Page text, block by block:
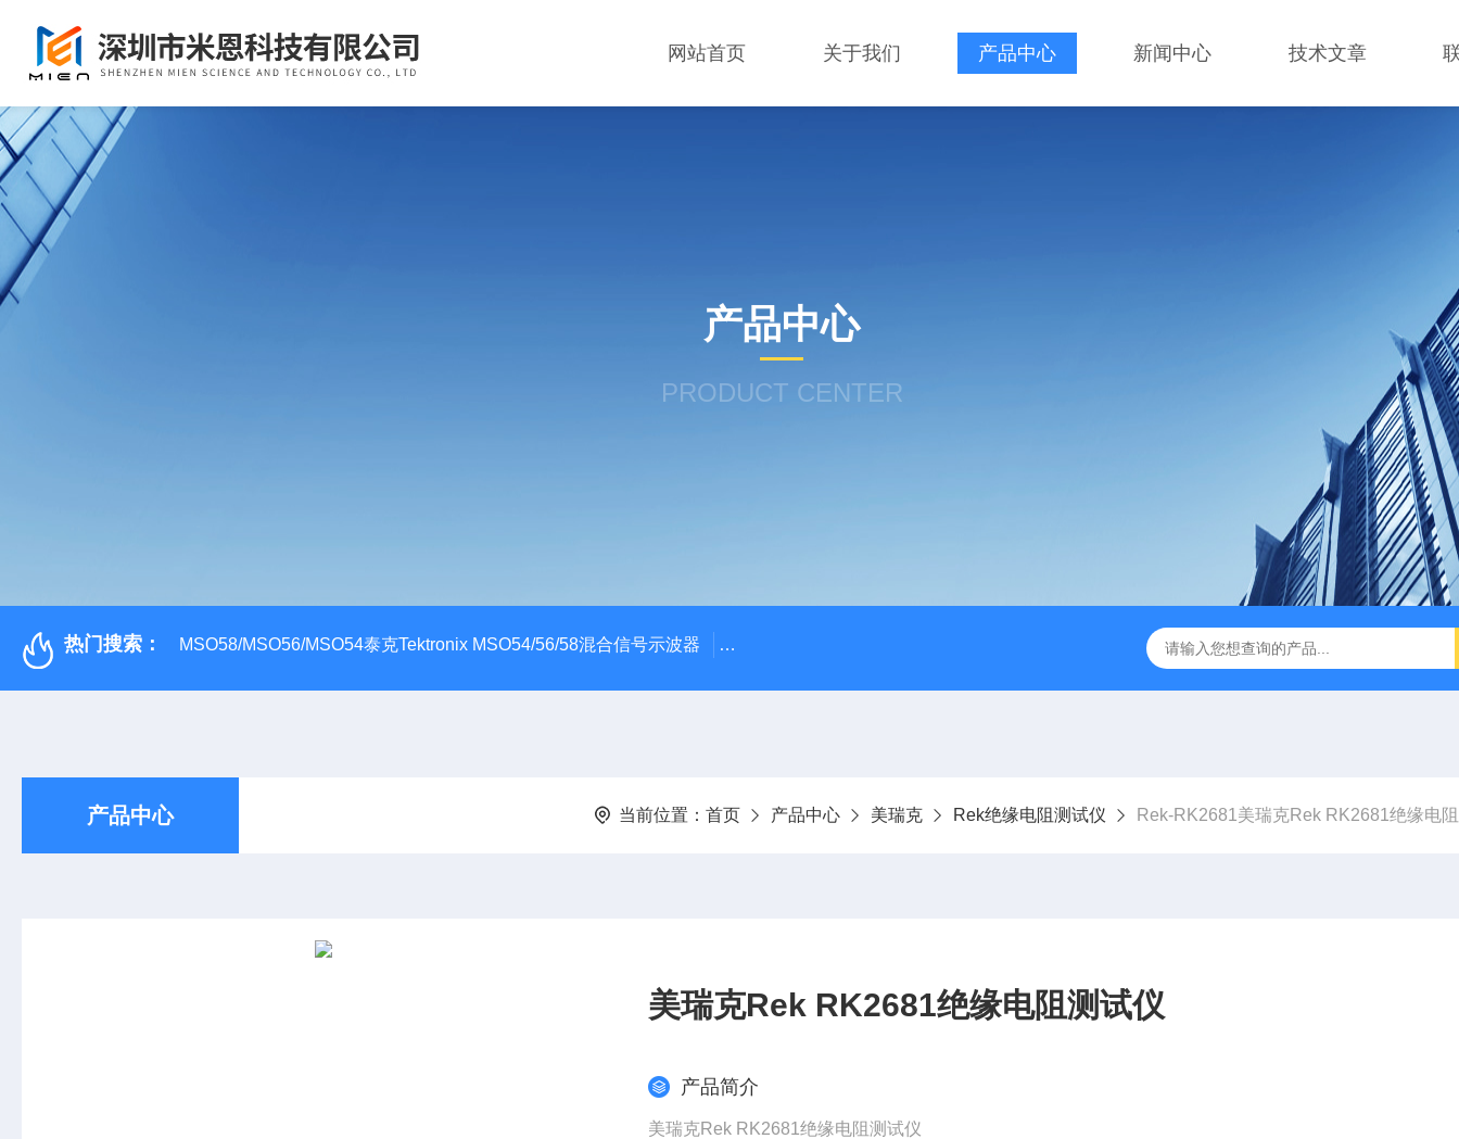
网站首页 关于我们 产品中心 新闻中心 技术文章
产品中心
PRODUCT CENTER
热门搜索： MSO58/MSO56/MSO54泰克Tektronix MSO54/56/58混合信号示波器 ME045/ME085/ME150PCB TDR特性阻抗测试仪 3380/3380P/3380D致茂Chroma 3380/
产品中心 当前位置： 首页 产品中心 美瑞克 Rek绝缘电阻测试仪 Rek-RK2681美瑞克Rek RK2681绝缘电
美瑞克Rek RK2681绝缘电阻测试仪
产品简介
美瑞克Rek RK2681绝缘电阻测试仪